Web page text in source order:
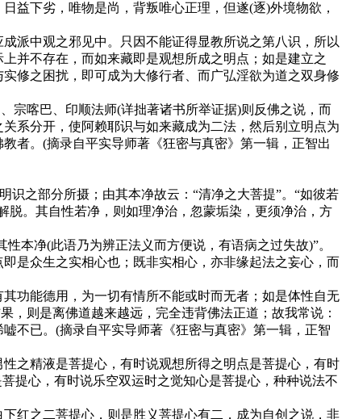
益下劣，唯物是尚，背叛唯心正理，但遂(逐)外境物欲，
中观之邪见中。只因不能证得显教所说之第八识，所以
并不存在，而如来藏即是观想所成之明点；如是建立之
修之困扰，即可成为大修行者、而广弘淫欲为道之双身修
喀巴、印顺法师(详拙著诸书所举证据)则反佛之说，而
系分开，使阿赖耶识与如来藏成为二法，然后别立明点为
者。(摘录自平实导师著《狂密与真密》第一辑，正智出
之部分所摄；由其本净故云：“清净之大菩提”。“如彼若
脱。其自性若净，则如理净治，忽蒙垢染，更须净治，方
本净(此语乃为辨正法义而方便说，有语病之过失故)”。
是众生之实相心也；既非实相心，亦非缘起法之妄心，而
功能德用，为一切有情所不能或时而无者；如是体性自无
，则是离佛道越来越远，完全违背佛法正道；故我常说：
不已。(摘录自平实导师著《狂密与真密》第一辑，正智
之精液是菩提心，有时说观想所得之明点是菩提心，有时
提心，有时说乐空双运时之觉知心是菩提心，种种说法不
红之二菩提心，则是胜义菩提心有二，成为自创之说，非